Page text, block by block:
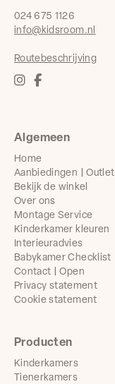
Algemeen
Home
Aanbiedingen | Outlet
Bekijk de winkel
Over ons
Montage Service
Kinderkamer kleuren
Interieuradvies
Babykamer Checklist
Contact | Open
Privacy statement
Cookie statement
Producten
Kinderkamers
Tienerkamers
024 675 1126
info@kidsroom.nl
Routebeschrijving